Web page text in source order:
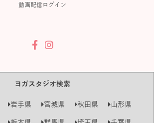
動画配信ログイン
ヨガスタジオ検索
岩手県 宮城県 秋田県
山形県